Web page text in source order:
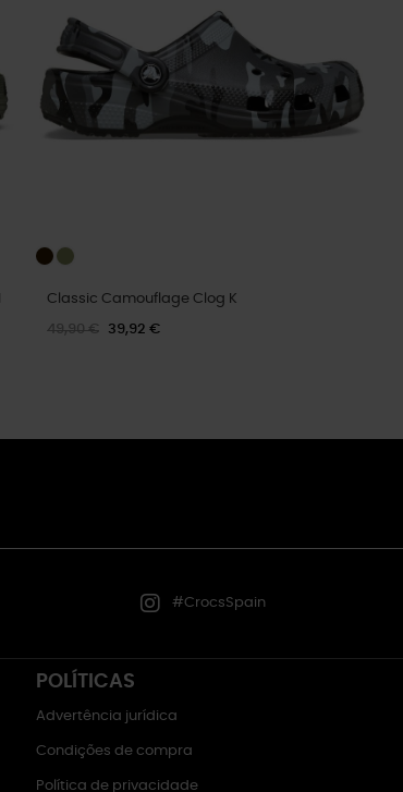
Classic Camouflage Clog K
49,90 € 39,92 €
#CrocsSpain
POLÍTICAS
Advertência jurídica
Condições de compra
Política de privacidade